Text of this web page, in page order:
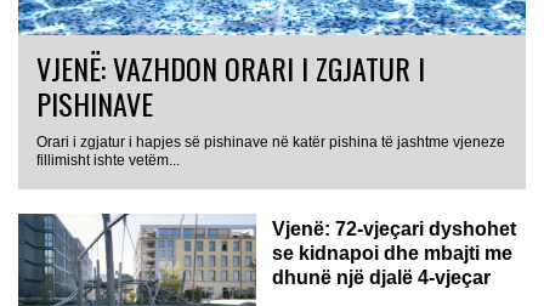
VJENË: VAZHDON ORARI I ZGJATUR I
PISHINAVE
Orari i zgjatur i hapjes së pishinave në katër pishina të jashtme vjeneze
fillimisht ishte vetëm...
Vjenë: 72-vjeçari dyshohet
se kidnapoi dhe mbajti me
dhunë një djalë 4-vjeçar